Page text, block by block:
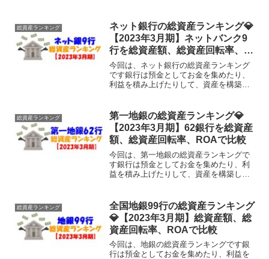
は、信託銀行：8社の総資産を調べ、様々
な角度でランキングしてい...
総資産ランキング
ネット銀行の総資産ランキング💎
【2023年3月期】ネットバンク9
行を総資産額、総資産回転率、
ROAで比較
今回は、ネット銀行の総資産ランキング
です銀行は預金としてお金を集めたり、
利益を積み上げたりして、資産を構築し
は、ネット銀行：9行の総資産を調べ、
様々な角度でランキングし...
総資産ランキング
第一地銀の総資産ランキング💎
【2023年3月期】62銀行を総資産
額、総資産回転率、ROAで比較
今回は、第一地銀の総資産ランキングで
す銀行は預金としてお金を集めたり、利
益を積み上げたりして、資産を構築して
は、地銀協に加盟する62銀行の総資産を
調べ、様々な角度でランキ...
総資産ランキング
全国地銀99行の総資産ランキング
💎【2023年3月期】総資産額、総
資産回転率、ROAで比較
今回は、地銀の総資産ランキングです銀
行は預金としてお金を集めたり、利益を